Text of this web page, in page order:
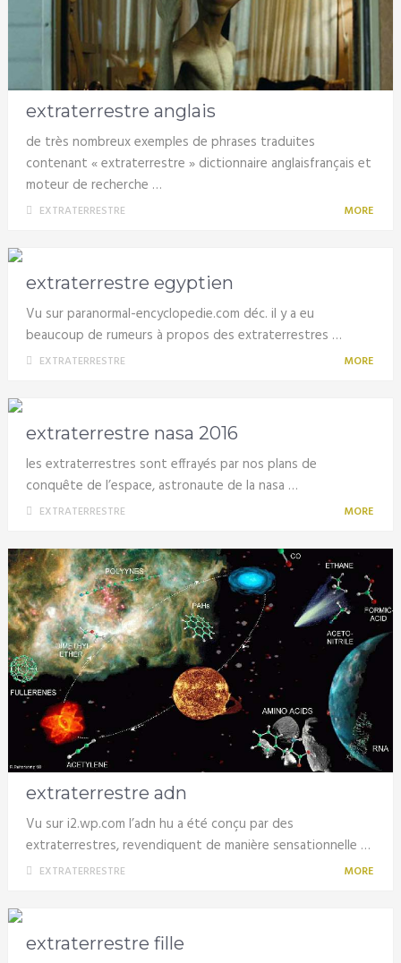
extraterrestre anglais
de très nombreux exemples de phrases traduites
contenant « extraterrestre » dictionnaire anglaisfrançais et
moteur de recherche …
EXTRATERRESTRE MORE
extraterrestre egyptien
Vu sur paranormal-encyclopedie.com déc. il y a eu
beaucoup de rumeurs à propos des extraterrestres …
EXTRATERRESTRE MORE
extraterrestre nasa 2016
les extraterrestres sont effrayés par nos plans de
conquête de l’espace, astronaute de la nasa …
EXTRATERRESTRE MORE
extraterrestre adn
Vu sur i2.wp.com l’adn hu a été conçu par des
extraterrestres, revendiquent de manière sensationnelle …
EXTRATERRESTRE MORE
extraterrestre fille